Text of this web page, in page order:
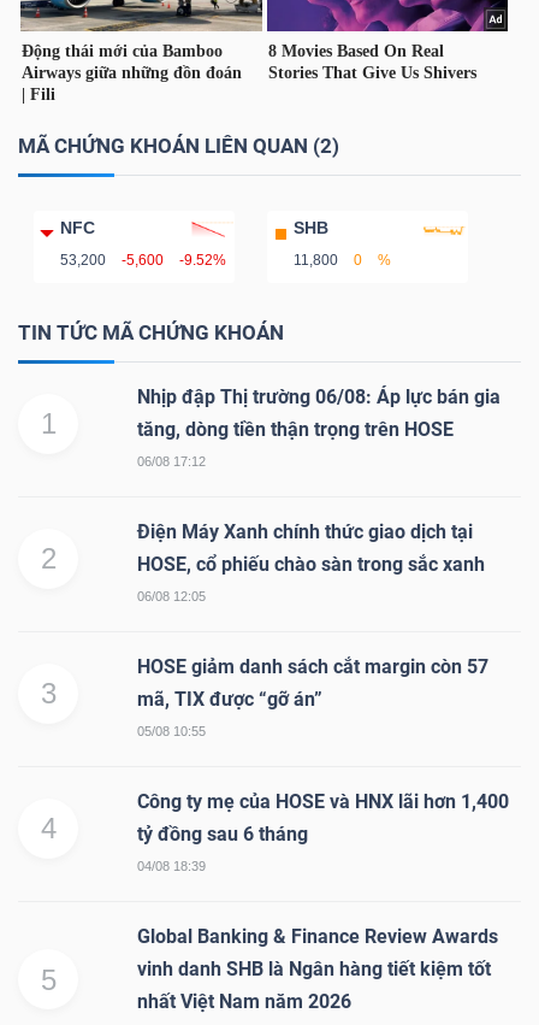
MÃ CHỨNG KHOÁN LIÊN QUAN (2)
NFC
53,200 -5,600 -9.52%
SHB
11,800 0 %
TIN TỨC MÃ CHỨNG KHOÁN
1
Nhịp đập Thị trường 06/08: Áp lực bán gia
tăng, dòng tiền thận trọng trên HOSE
06/08 17:12
2
Điện Máy Xanh chính thức giao dịch tại
HOSE, cổ phiếu chào sàn trong sắc xanh
06/08 12:05
3
HOSE giảm danh sách cắt margin còn 57
mã, TIX được “gỡ án”
05/08 10:55
4
Công ty mẹ của HOSE và HNX lãi hơn 1,400
tỷ đồng sau 6 tháng
04/08 18:39
5
Global Banking & Finance Review Awards
vinh danh SHB là Ngân hàng tiết kiệm tốt
nhất Việt Nam năm 2026
ÍCH
SẢN
chứng
khoán
Cổ phiếu
đạo
Tin
giả